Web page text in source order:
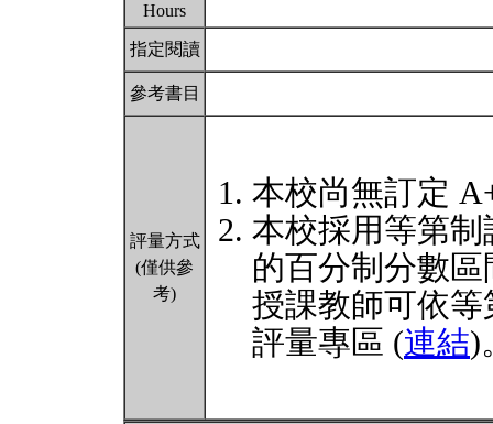
Hours
指定閱讀
參考書目
評量方式
(僅供參
考)
本校尚無訂定
本校採用等第
的百分制分數
授課教師可依
評量專區 (連結)